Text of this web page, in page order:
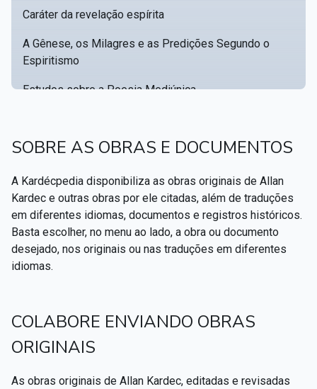
Caráter da revelação espírita
A Gênese, os Milagres e as Predições Segundo o
Espiritismo
Estudos sobre a Poesia Mediúnica
Hippolyte Léon Denizard Rivail
Textos citados em O Livro dos Médiuns
CSI - Imagens e registros históricos do espiritismo
SOBRE AS OBRAS E DOCUMENTOS
A Kardécpedia disponibiliza as obras originais de Allan
Kardec e outras obras por ele citadas, além de traduções
em diferentes idiomas, documentos e registros históricos.
Basta escolher, no menu ao lado, a obra ou documento
desejado, nos originais ou nas traduções em diferentes
idiomas.
COLABORE ENVIANDO OBRAS
ORIGINAIS
As obras originais de Allan Kardec, editadas e revisadas